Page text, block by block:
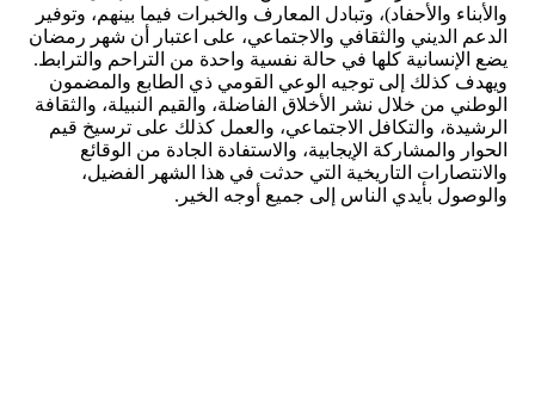
والأبناء والأحفاد)، وتبادل المعارف والخبرات فيما بينهم، وتوفير
الدعم الديني والثقافي والاجتماعي، على اعتبار أن شهر رمضان
يضع الإنسانية كلها في حالة نفسية واحدة من التراحم والترابط.
ويهدف كذلك إلى توجيه الوعي القومي ذي الطابع والمضمون
الوطني من خلال نشر الأخلاق الفاضلة، والقيم النبيلة، والثقافة
الرشيدة، والتكافل الاجتماعي، والعمل كذلك على ترسيخ قيم
الحوار والمشاركة الإيجابية، والاستفادة الجادة من الوقائع
والانتصارات التاريخية التي حدثت في هذا الشهر الفضيل،
والوصول بأيدي الناس إلى جميع أوجه الخير.